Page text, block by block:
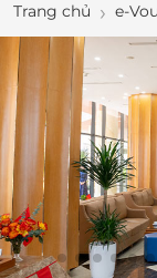
Trang chủ e-